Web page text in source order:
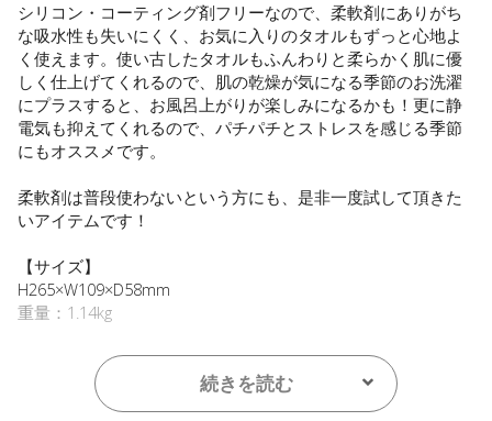
シリコン・コーティング剤フリーなので、柔軟剤にありがち
な吸水性も失いにくく、お気に入りのタオルもずっと心地よ
く使えます。使い古したタオルもふんわりと柔らかく肌に優
しく仕上げてくれるので、肌の乾燥が気になる季節のお洗濯
にプラスすると、お風呂上がりが楽しみになるかも！更に静
電気も抑えてくれるので、パチパチとストレスを感じる季節
にもオススメです。
柔軟剤は普段使わないという方にも、是非一度試して頂きた
いアイテムです！
【サイズ】
H265×W109×D58mm
重量：1.14kg
【ご使用方法】
洗濯量に応じて使用量を調整してください。
[一般の洗濯機]水量45Lに対しキャップ1杯。
続きを読む